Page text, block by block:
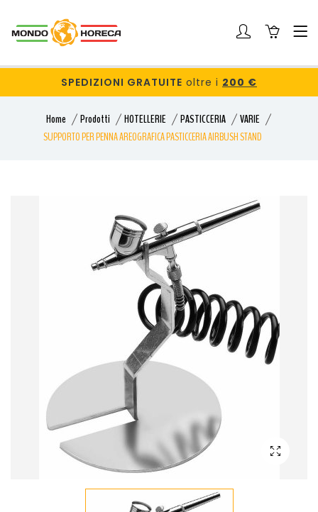
SPEDIZIONI GRATUITE oltre i 200 €
Home Prodotti HOTELLERIE PASTICCERIA
VARIE
SUPPORTO PER PENNA AREOGRAFICA PASTICCERIA AIRBUSH STAND